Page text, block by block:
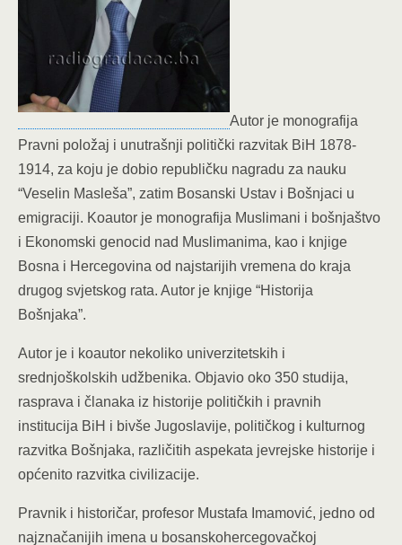
Autor je monografija
Pravni položaj i unutrašnji politički razvitak BiH 1878-
1914, za koju je dobio republičku nagradu za nauku
“Veselin Masleša”, zatim Bosanski Ustav i Bošnjaci u
emigraciji. Koautor je monografija Muslimani i bošnjaštvo
i Ekonomski genocid nad Muslimanima, kao i knjige
Bosna i Hercegovina od najstarijih vremena do kraja
drugog svjetskog rata. Autor je knjige “Historija
Bošnjaka”.
Autor je i koautor nekoliko univerzitetskih i
srednjoškolskih udžbenika. Objavio oko 350 studija,
rasprava i članaka iz historije političkih i pravnih
institucija BiH i bivše Jugoslavije, političkog i kulturnog
razvitka Bošnjaka, različitih aspekata jevrejske historije i
općenito razvitka civilizacije.
Pravnik i historičar, profesor Mustafa Imamović, jedno od
najznačanijih imena u bosanskohercegovačkoj